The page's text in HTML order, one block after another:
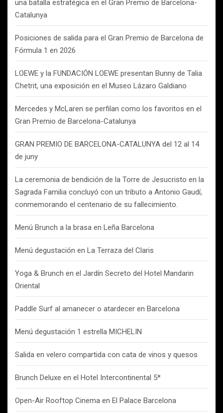
una batalla estratégica en el Gran Premio de Barcelona-
Catalunya
Posiciones de salida para el Gran Premio de Barcelona de
Fórmula 1 en 2026
LOEWE y la FUNDACIÓN LOEWE presentan Bunny de Talia
Chetrit, una exposición en el Museo Lázaro Galdiano
Mercedes y McLaren se perfilan como los favoritos en el
Gran Premio de Barcelona-Catalunya
GRAN PREMIO DE BARCELONA-CATALUNYA del 12 al 14
de juny
La ceremonia de bendición de la Torre de Jesucristo en la
Sagrada Familia concluyó con un tributo a Antonio Gaudí,
conmemorando el centenario de su fallecimiento.
Menú Brunch a la brasa en Leña Barcelona
Menú degustación en La Terraza del Claris
Yoga & Brunch en el Jardín Secreto del Hotel Mandarin
Oriental
Paddle Surf al amanecer o atardecer en Barcelona
Menú degustación 1 estrella MICHELIN
Salida en velero compartida con cata de vinos y quesos
Brunch Deluxe en el Hotel Intercontinental 5*
Open-Air Rooftop Cinema en El Palace Barcelona